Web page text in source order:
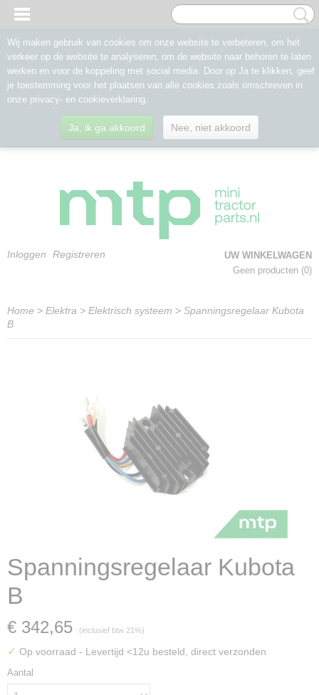
Inloggen Registreren
UW WINKELWAGEN
Geen producten (0)
Home > Elektra > Elektrisch systeem > Spanningsregelaar Kubota
B
Spanningsregelaar Kubota
B
€ 342,65 (inclusief btw 21%)
✓ Op voorraad - Levertijd <12u besteld, direct verzonden
Aantal
Wij maken gebruik van cookies om onze website te verbeteren, om het
verkeer op de website te analyseren, om de website naar behoren te laten
werken en voor de koppeling met social media. Door op Ja te klikken, geef
je toestemming voor het plaatsen van alle cookies zoals omschreven in
onze privacy- en cookieverklaring.
Ja, ik ga akkoord Nee, niet akkoord